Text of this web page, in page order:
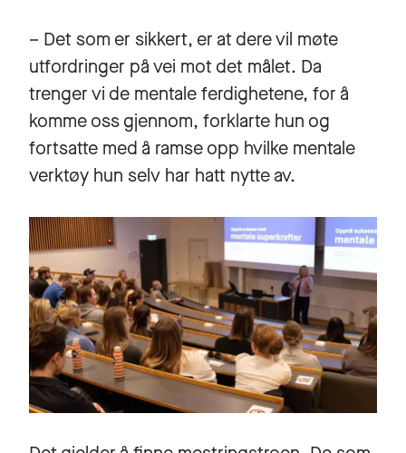
– Det som er sikkert, er at dere vil møte
utfordringer på vei mot det målet. Da
trenger vi de mentale ferdighetene, for å
komme oss gjennom, forklarte hun og
fortsatte med å ramse opp hvilke mentale
verktøy hun selv har hatt nytte av.